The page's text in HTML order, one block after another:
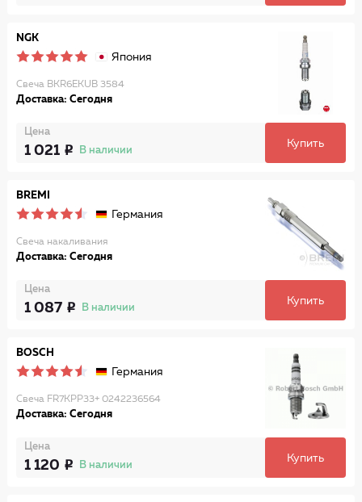
NGK
Япония
Свеча BKR6EKUB 3584
Доставка: Сегодня
Цена
1 021 В наличии
Купить
BREMI
Германия
Свеча накаливания
Доставка: Сегодня
Цена
1 087 В наличии
Купить
BOSCH
Германия
Свеча FR7KPP33+ 0242236564
Доставка: Сегодня
Цена
1 120 В наличии
Купить